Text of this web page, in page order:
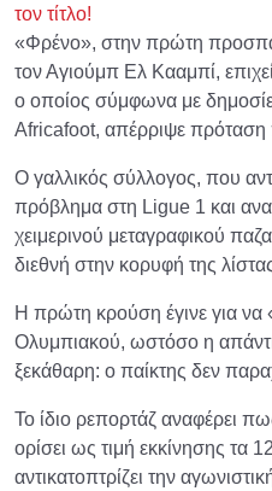
τον τίτλο!
«Φρένο», στην πρώτη
τον Αγιούμπ Ελ Κααμπί,
ο οποίος σύμφωνα με
Africafoot, απέρριψε πρόταση
Ο γαλλικός σύλλογος, που
πρόβλημα στη Ligue 1 και
χειμερινού μεταγραφικού
διεθνή στην κορυφή της
Η πρώτη κρούση έγινε για να
Ολυμπιακού, ωστόσο η
ξεκάθαρη: ο παίκτης δεν
Το ίδιο ρεπορτάζ αναφέρει
ορίσει ως τιμή εκκίνησης τα
αντικατοπτρίζει την